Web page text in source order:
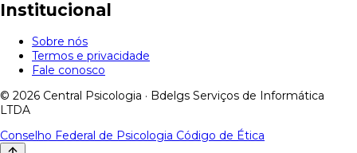
Institucional
Sobre nós
Termos e privacidade
Fale conosco
© 2026 Central Psicologia · Bdelgs Serviços de Informática
LTDA
Conselho Federal de Psicologia Código de Ética